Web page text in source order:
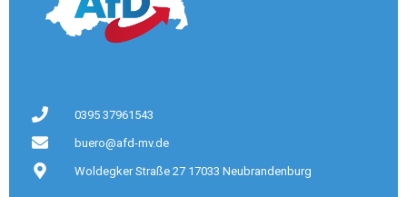
0395 37961543
buero@afd-mv.de
Woldegker Straße 27 17033 Neubrandenburg